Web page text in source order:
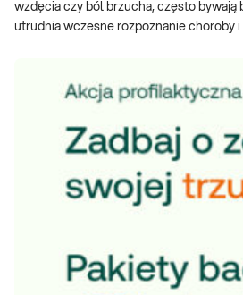
wzdęcia czy ból brzucha, często bywają
utrudnia wczesne rozpoznanie choroby